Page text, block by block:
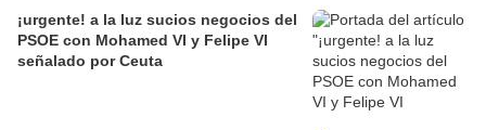
¡urgente! a la luz sucios negocios del
PSOE con Mohamed VI y Felipe VI
señalado por Ceuta